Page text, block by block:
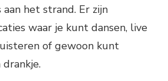
het strand. Er zijn
waar je kunt dansen, live
of gewoon kunt